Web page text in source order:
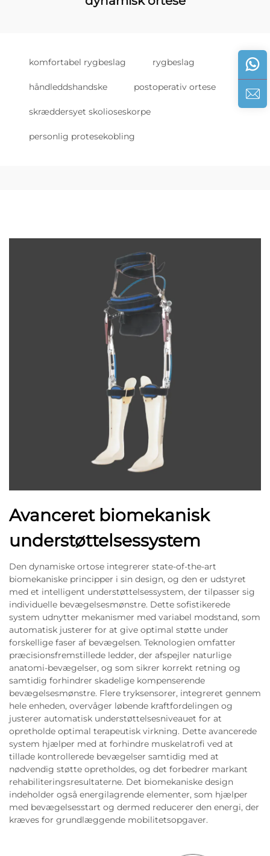
komfortabel rygbeslag rygbeslag
håndleddshandske postoperativ ortese
skræddersyet skolioseskorpe
personlig protesekobling
Avanceret biomekanisk
understøttelsessystem
Den dynamiske ortose integrerer state-of-the-art
biomekaniske principper i sin design, og den er udstyret
med et intelligent understøttelsessystem, der tilpasser sig
individuelle bevægelsesmønstre. Dette sofistikerede
system udnytter mekanismer med variabel modstand, som
automatisk justerer for at give optimal støtte under
forskellige faser af bevægelsen. Teknologien omfatter
præcisionsfremstillede ledder, der afspejler naturlige
anatomi-bevægelser, og som sikrer korrekt retning og
samtidig forhindrer skadelige kompenserende
bevægelsesmønstre. Flere tryksensorer, integreret gennem
hele enheden, overvåger løbende kraftfordelingen og
justerer automatisk understøttelsesniveauet for at
opretholde optimal terapeutisk virkning. Dette avancerede
system hjælper med at forhindre muskelatrofi ved at
tillade kontrollerede bevægelser samtidig med at
nødvendig støtte opretholdes, og det forbedrer markant
rehabiliteringsresultaterne. Det biomekaniske design
indeholder også energilagrende elementer, som hjælper
med bevægelsesstart og dermed reducerer den energi, der
kræves for grundlæggende mobilitetsopgaver.